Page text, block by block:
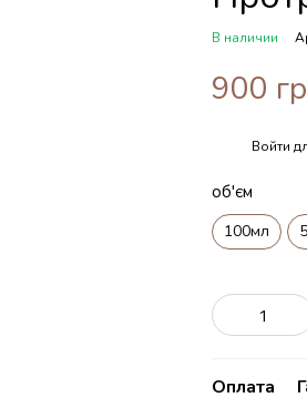
В наличии
900
Войти
об'єм
100мл
Оплата